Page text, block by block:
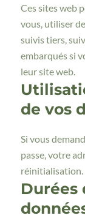
Ces sites web
vous, utiliser
suivis tiers,
embarqués si
leur site web.
de vos
Si vous
passe, votre
réinitialisation.
Durées